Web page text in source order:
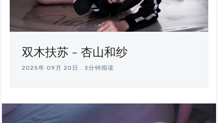
双木扶苏 - 杏山和纱
2025年 09月 20日 3分钟阅读